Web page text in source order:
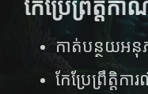
កែប្រែព្រឹត្តិ
កាត់បន្ថយអនុ
កែប្រែព្រឹត្តិ